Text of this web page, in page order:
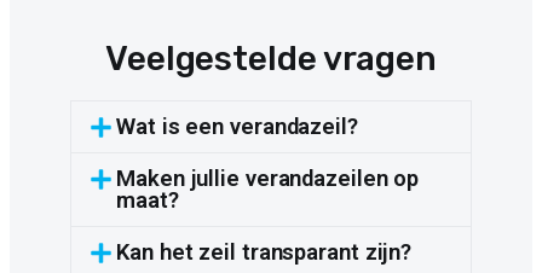
Veelgestelde vragen
Wat is een verandazeil?
Maken jullie verandazeilen op
maat?
Kan het zeil transparant zijn?